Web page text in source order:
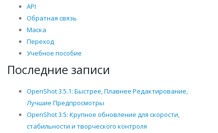
API
Обратная связь
Маска
Переход
Учебное пособие
Последние записи
OpenShot 3.5.1: Быстрее, Плавнее Редактирование,
Лучшие Предпросмотры
OpenShot 3.5: Крупное обновление для скорости,
стабильности и творческого контроля